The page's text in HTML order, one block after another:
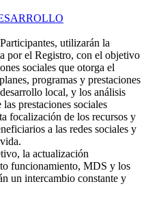
utilizarán la
por el Registro, con el objetivo
sociales que otorga el
programas y prestaciones
local, y los análisis
prestaciones sociales
focalización de los recursos y
a las redes sociales y
la actualización
funcionamiento, MDS y los
un intercambio constante y